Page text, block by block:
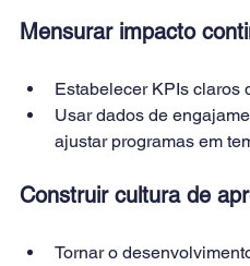
Mensurar impacto
Estabelecer KPIs claros
Usar dados de
ajustar programas em
Construir cultura de
Tornar o